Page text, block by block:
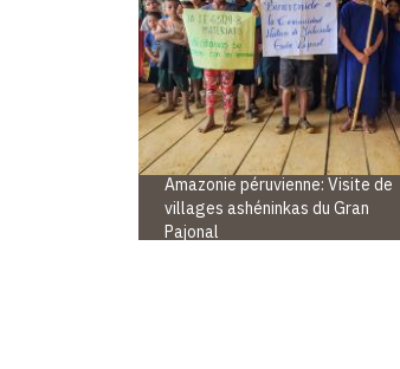
Amazonie péruvienne: Visite de
villages ashéninkas du Gran
Pajonal